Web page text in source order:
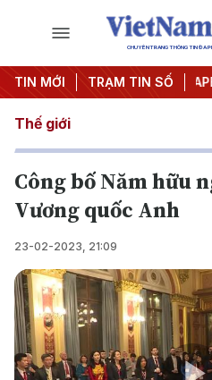
CHUYÊN TRANG THÔNG TIN ĐA
TIN MỚI TRẠM TIN SỐ
nghị Trung ương 3 #APEC
Thế giới
Công bố Năm hữu
Vương quốc Anh
23-02-2023, 21:09